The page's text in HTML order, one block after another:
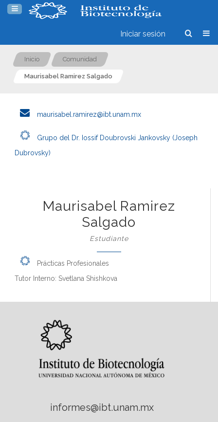
Iniciar sesión
Inicio Comunidad
Maurisabel Ramirez Salgado
maurisabel.ramirez@ibt.unam.mx
Grupo del Dr. Iossif Doubrovski Jankovsky (Joseph
Dubrovsky)
Maurisabel Ramirez
Salgado
Estudiante
Prácticas Profesionales
Tutor Interno: Svetlana Shishkova
informes@ibt.unam.mx